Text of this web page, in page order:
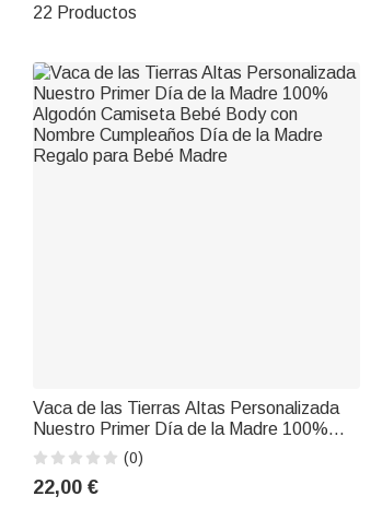
22 Productos
Vaca de las Tierras Altas Personalizada
Nuestro Primer Día de la Madre 100%
Algodón Camiseta Bebé Body con
Nombre Cumpleaños Día de la Madre
Regalo para Bebé Madre
(0)
22,00 €